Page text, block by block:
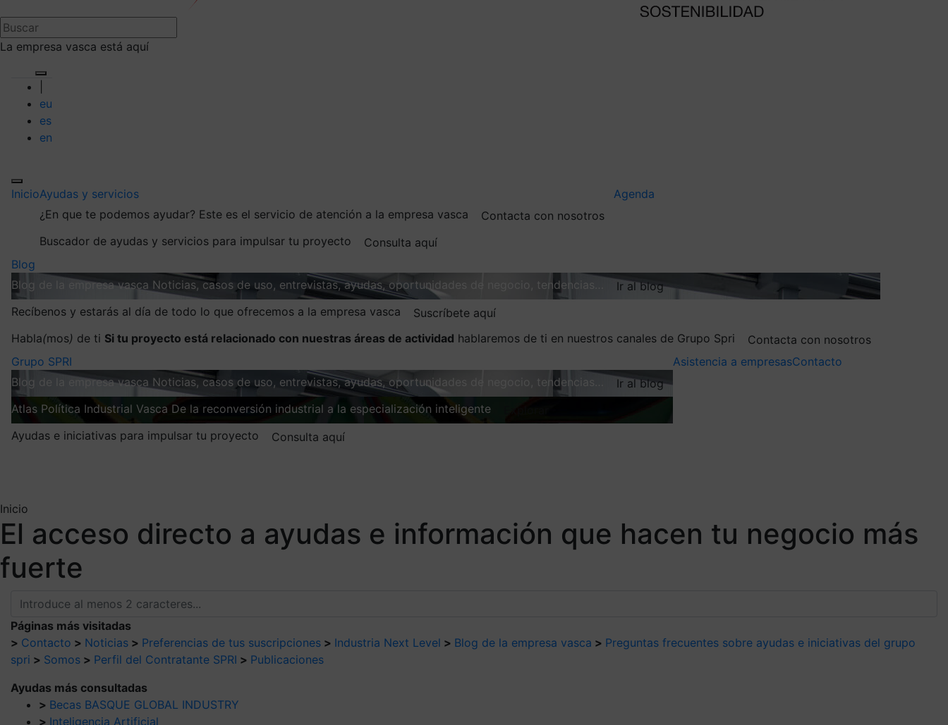
La empresa vasca está aquí
eu
es
en
InicioAyudas y servicios
¿En que te podemos ayudar? Este es el servicio de atención a la empresa vasca
Contacta con nosotros
Buscador de ayudas y servicios para impulsar tu proyecto
Consulta aquí
Agenda
Blog
Blog de la empresa vasca Noticias, casos de uso, entrevistas, ayudas, oportunidades de negocio, tendencias…
Ir al blog
Recíbenos y estarás al día de todo lo que ofrecemos a la empresa vasca
Suscríbete aquí
Habla(mos) de ti Si tu proyecto está relacionado con nuestras áreas de actividad hablaremos de ti en nuestros canales de Grupo Spri
Contacta con nosotros
Grupo SPRI
Blog de la empresa vasca Noticias, casos de uso, entrevistas, ayudas, oportunidades de negocio, tendencias…
Ir al blog
Atlas Política Industrial Vasca De la reconversión industrial a la especialización inteligente
Ayudas e iniciativas para impulsar tu proyecto
Consulta aquí
Asistencia a empresasContacto
Inicio
El acceso directo a ayudas e información que hacen tu negocio más
fuerte
Páginas más visitadas
> Contacto > Noticias > Preferencias de tus suscripciones > Industria Next Level > Blog de la empresa vasca > Preguntas frecuentes sobre ayudas e iniciativas del grupo
spri > Somos > Perfil del Contratante SPRI > Publicaciones
Ayudas más consultadas
> Becas BASQUE GLOBAL INDUSTRY
> Inteligencia Artificial